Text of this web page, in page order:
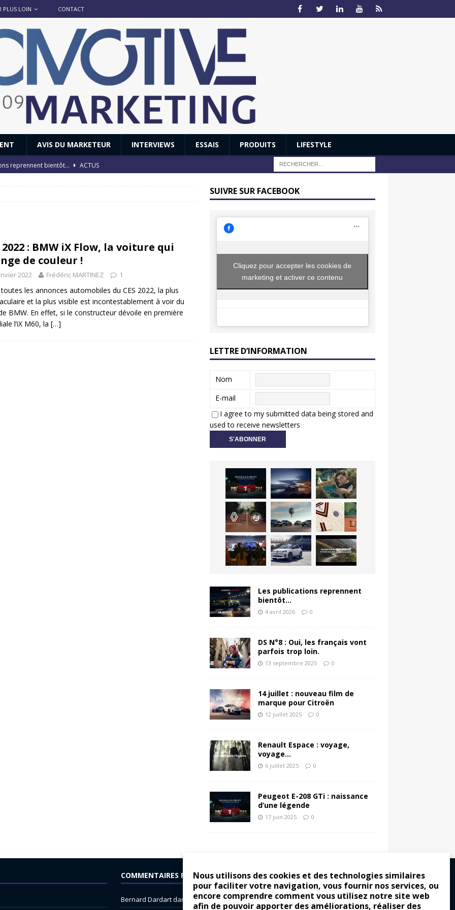
Nous utilisons des cookies et des technologies similaires
pour faciliter votre navigation, vous fournir nos services, ou
encore comprendre comment vous utilisez notre site web
afin de pouvoir apporter des améliorations, réaliser des
PLUS LOIN CONTACT
AVIS DU MARKETEUR INTERVIEWS ESSAIS PRODUITS LIFESTYLE
reprennent bientôt…
ACTUS
: Honda dévoile un spot publicitaire… confiné! ACTUS
2022 : BMW iX Flow, la voiture qui
de couleur !
2022 Frédéric MARTINEZ 1
les annonces automobiles du CES 2022, la plus
et la plus visible est incontestablement à voir du
BMW. En effet, si le constructeur dévoile en première
l’iX M60, la […]
SUIVRE SUR FACEBOOK
Cliquez pour accepter les cookies de
marketing et activer ce contenu
LETTRE D’INFORMATION
Nom
E-mail
I agree to my submitted data being stored and
used to receive newsletters
Les publications reprennent
bientôt…
4 avril 2026 0
DS N°8 : Oui, les français vont
parfois trop loin.
13 septembre 2025 0
14 juillet : nouveau film de
marque pour Citroën
12 juillet 2025 0
Renault Espace : voyage,
voyage…
6 juillet 2025 0
Peugeot E-208 GTi : naissance
d’une légende
17 juin 2025 0
COMMENTAIRES RÉCENTS
Bernard Dardartdans Dacia Sandero : pour les gens vrais